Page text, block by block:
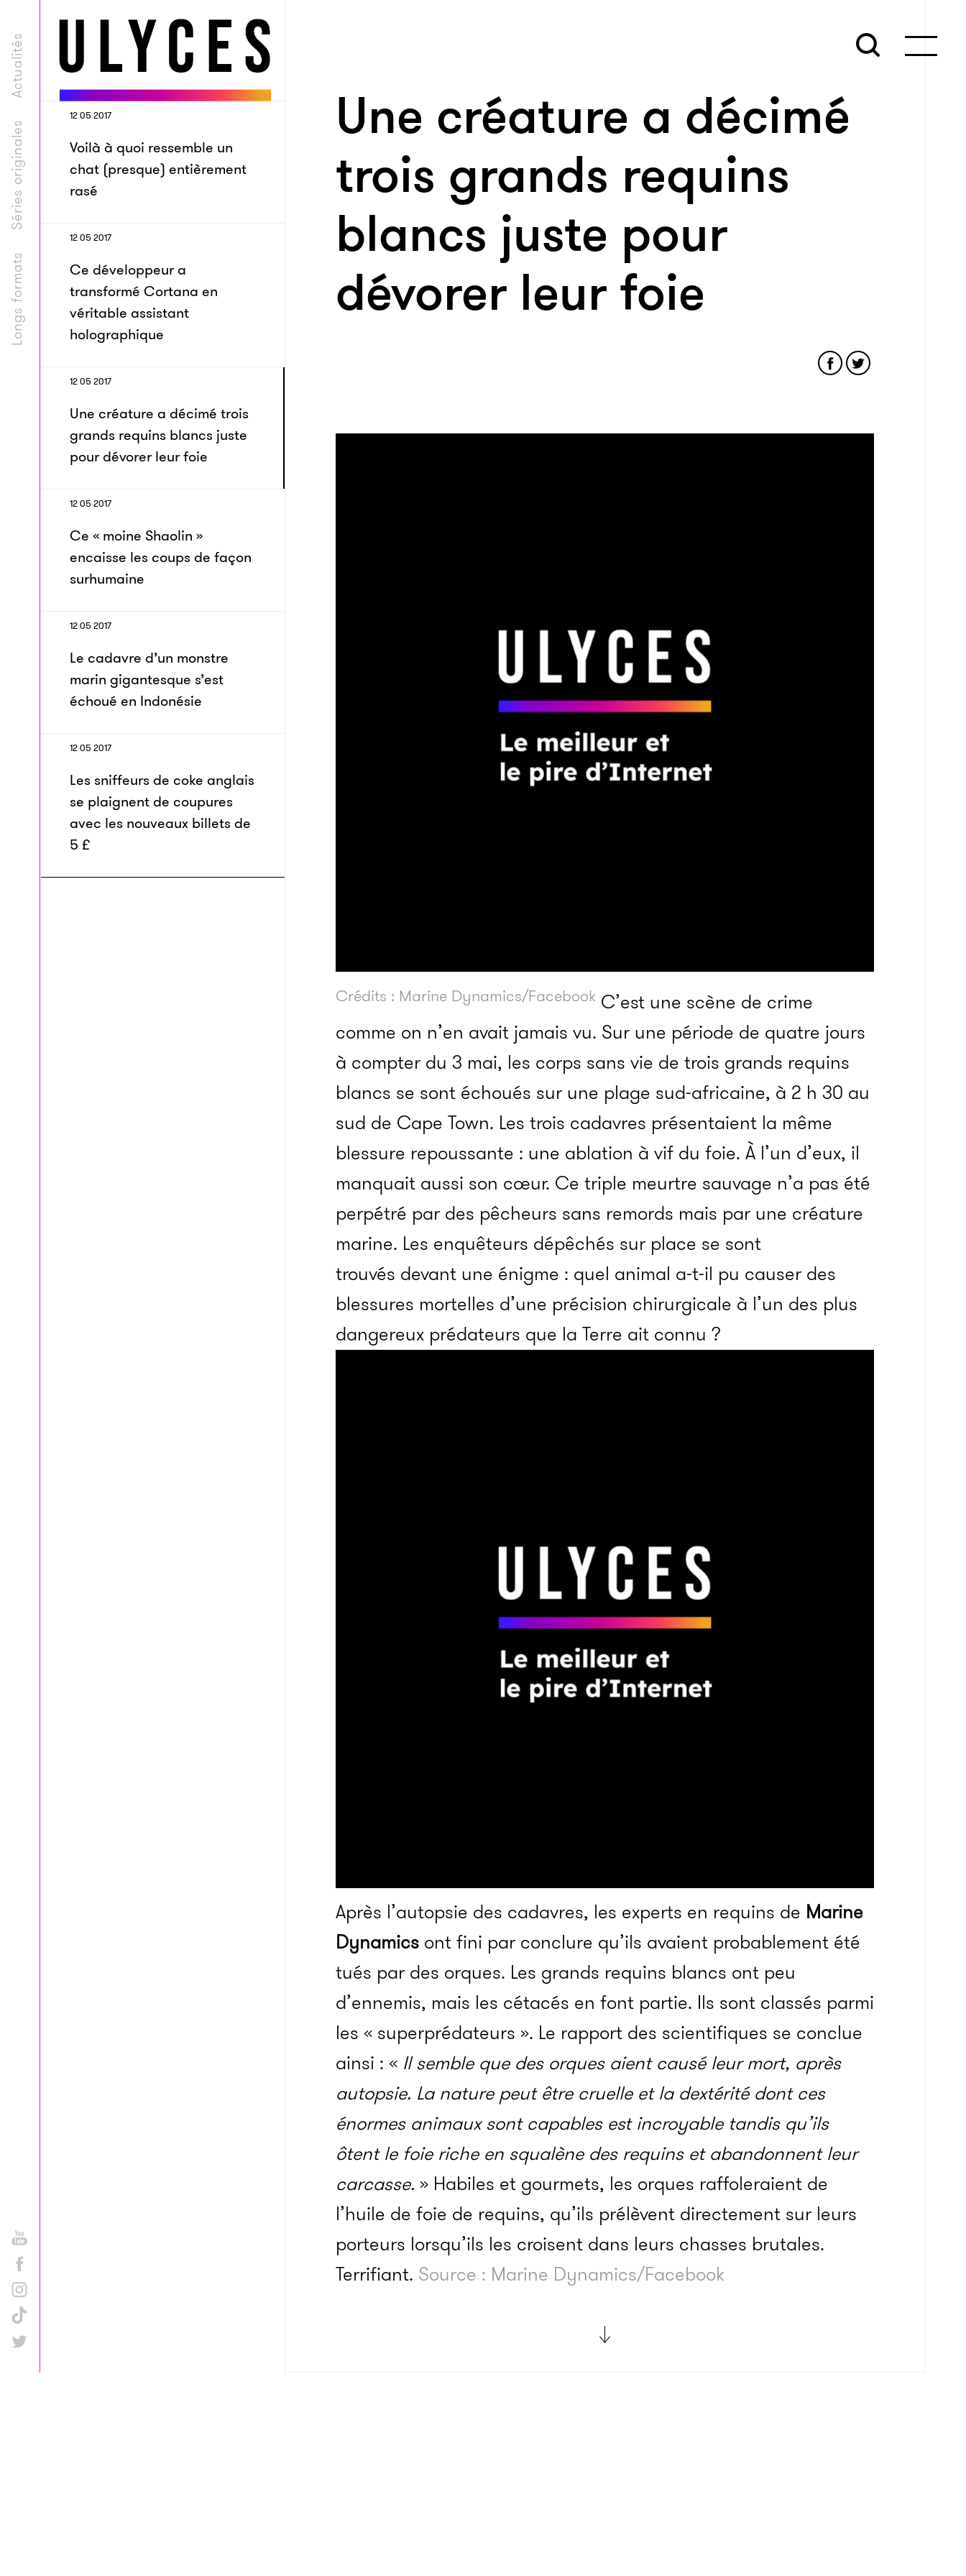
Longs formats
Séries originales
Actualités
12 05 2017
Voilà à quoi ressemble un
chat (presque) entièrement
rasé
12 05 2017
Ce développeur a
transformé Cortana en
véritable assistant
holographique
12 05 2017
Une créature a décimé trois
grands requins blancs juste
pour dévorer leur foie
12 05 2017
Ce « moine Shaolin »
encaisse les coups de façon
surhumaine
12 05 2017
Le cadavre d’un monstre
marin gigantesque s’est
échoué en Indonésie
12 05 2017
Les sniffeurs de coke anglais
se plaignent de coupures
avec les nouveaux billets de
5 £
Une créature a décimé
trois grands requins
blancs juste pour
dévorer leur foie
Crédits : Marine Dynamics/Facebook C’est une scène de crime
comme on n’en avait jamais vu. Sur une période de quatre jours
à compter du 3 mai, les corps sans vie de trois grands requins
blancs se sont échoués sur une plage sud-africaine, à 2 h 30 au
sud de Cape Town. Les trois cadavres présentaient la même
blessure repoussante : une ablation à vif du foie. À l’un d’eux, il
manquait aussi son cœur. Ce triple meurtre sauvage n’a pas été
perpétré par des pêcheurs sans remords mais par une créature
marine. Les enquêteurs dépêchés sur place se sont
trouvés devant une énigme : quel animal a-t-il pu causer des
blessures mortelles d’une précision chirurgicale à l’un des plus
dangereux prédateurs que la Terre ait connu ?
Après l’autopsie des cadavres, les experts en requins de Marine
Dynamics ont fini par conclure qu’ils avaient probablement été
tués par des orques. Les grands requins blancs ont peu
d’ennemis, mais les cétacés en font partie. Ils sont classés parmi
les « superprédateurs ». Le rapport des scientifiques se conclue
ainsi : « Il semble que des orques aient causé leur mort, après
autopsie. La nature peut être cruelle et la dextérité dont ces
énormes animaux sont capables est incroyable tandis qu’ils
ôtent le foie riche en squalène des requins et abandonnent leur
carcasse. » Habiles et gourmets, les orques raffoleraient de
l’huile de foie de requins, qu’ils prélèvent directement sur leurs
porteurs lorsqu’ils les croisent dans leurs chasses brutales.
Terrifiant. Source : Marine Dynamics/Facebook